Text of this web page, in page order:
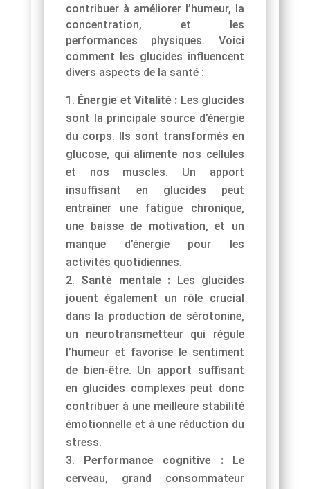
contribuer à améliorer l’humeur, la
concentration, et les
performances physiques. Voici
comment les glucides influencent
divers aspects de la santé :
Énergie et Vitalité : Les glucides
sont la principale source d’énergie
du corps. Ils sont transformés en
glucose, qui alimente nos cellules
et nos muscles. Un apport
insuffisant en glucides peut
entraîner une fatigue chronique,
une baisse de motivation, et un
manque d’énergie pour les
activités quotidiennes.
Santé mentale : Les glucides
jouent également un rôle crucial
dans la production de sérotonine,
un neurotransmetteur qui régule
l’humeur et favorise le sentiment
de bien-être. Un apport suffisant
en glucides complexes peut donc
contribuer à une meilleure stabilité
émotionnelle et à une réduction du
stress.
Performance cognitive :Le
cerveau, grand consommateur